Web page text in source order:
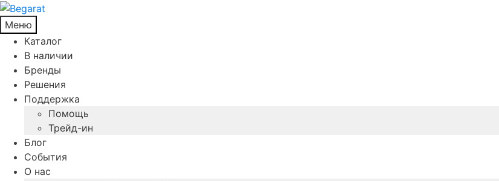
Меню
Каталог
В наличии
Бренды
Решения
Поддержка
Помощь
Трейд-ин
Блог
События
О нас